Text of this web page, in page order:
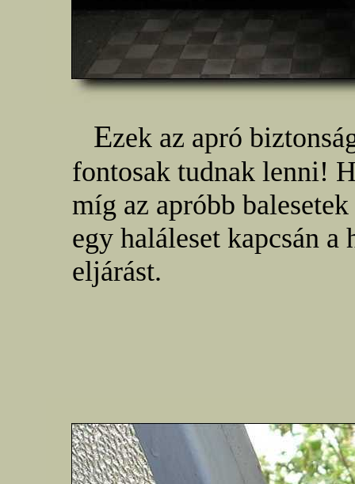
Ezek az apró
fontosak tudnak lenni!
míg az apróbb
egy haláleset kapcsán
eljárást.